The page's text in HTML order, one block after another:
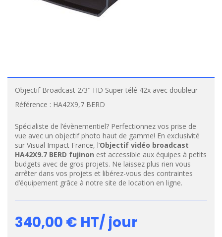
Objectif Broadcast 2/3" HD Super télé 42x avec doubleur
Référence : HA42X9,7 BERD
Spécialiste de l’évènementiel? Perfectionnez vos prise de
vue avec un objectif photo haut de gamme! En exclusivité
sur Visual Impact France, l’Objectif vidéo broadcast
HA42X9.7 BERD fujinon est accessible aux équipes à petits
budgets avec de gros projets. Ne laissez plus rien vous
arrêter dans vos projets et libérez-vous des contraintes
d’équipement grâce à notre site de location en ligne.
340,00 € HT/ jour